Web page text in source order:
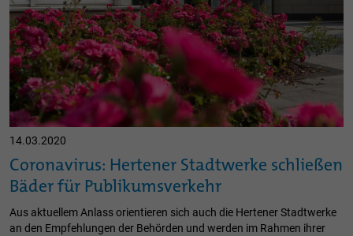
14.03.2020
Coronavirus: Hertener Stadtwerke schließen
Bäder für Publikumsverkehr
Aus aktuellem Anlass orientieren sich auch die Hertener Stadtwerke
an den Empfehlungen der Behörden und werden im Rahmen ihrer